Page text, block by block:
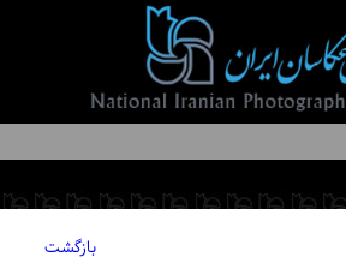
انجمن
انجمن
بازگشت